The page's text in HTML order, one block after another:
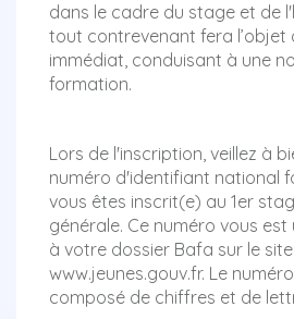
dans le cadre du stage et de
tout contrevenant fera l’objet
immédiat, conduisant à une
formation.
Lors de l'inscription, veillez à
numéro d'identifiant national
vous êtes inscrit(e) au 1er
générale. Ce numéro vous
à votre dossier Bafa sur le site
www.jeunes.gouv.fr. Le
composé de chiffres et de